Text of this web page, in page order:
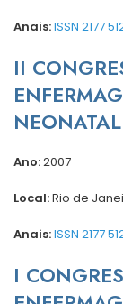
Anais:ISSN 2177
II
NEONATAL
Ano:2007
Local:Rio de
Anais:ISSN 2177
I